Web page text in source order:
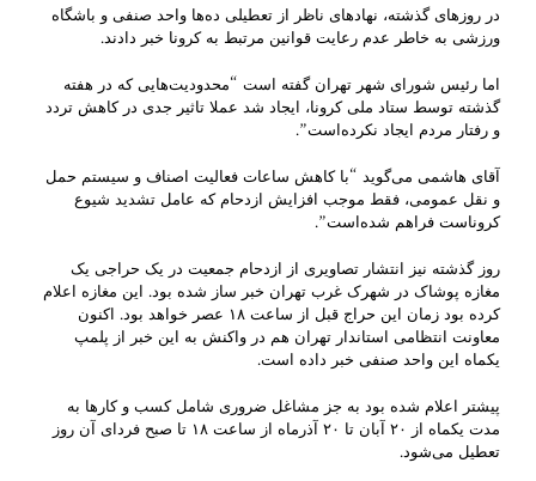
در روزهای گذشته، نهادهای ناظر از تعطیلی ده‌ها واحد صنفی و باشگاه
ورزشی به خاطر عدم رعایت قوانین مرتبط به کرونا خبر دادند.
اما رئیس شورای شهر تهران گفته است “محدودیت‌هایی که در هفته
گذشته توسط ستاد ملی کرونا، ایجاد شد عملا تاثیر جدی در کاهش تردد
و رفتار مردم ایجاد نکرده‌است”.
آقای هاشمی می‌گوید “با کاهش ساعات فعالیت اصناف و سیستم حمل
و نقل عمومی، فقط موجب افزایش ازدحام که عامل تشدید شیوع
کروناست فراهم شده‌است”.
روز گذشته نیز انتشار تصاویری از ازدحام جمعیت در یک حراجی یک
مغازه پوشاک در شهرک غرب تهران خبر ساز شده بود. این مغازه اعلام
کرده بود زمان این حراج قبل از ساعت ١٨ عصر خواهد بود. اکنون
معاونت انتظامی استاندار تهران هم در واکنش به این خبر از پلمپ
یکماه این واحد صنفی خبر داده است.
پیشتر اعلام شده بود به جز مشاغل ضروری شامل کسب و کارها به
مدت یکماه از ۲۰ آبان تا ۲۰ آذرماه از ساعت ۱۸ تا صبح فردای آن روز
تعطیل می‌شود.